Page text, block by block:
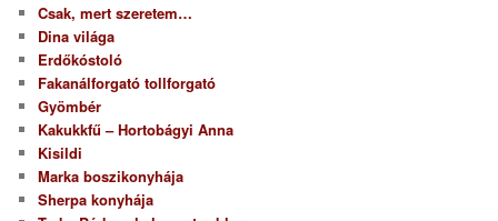
Csak, mert szeretem…
Dina világa
Erdőkóstoló
Fakanálforgató tollforgató
Gyömbér
Kakukkfű – Hortobágyi Anna
Kisildi
Marka boszikonyhája
Sherpa konyhája